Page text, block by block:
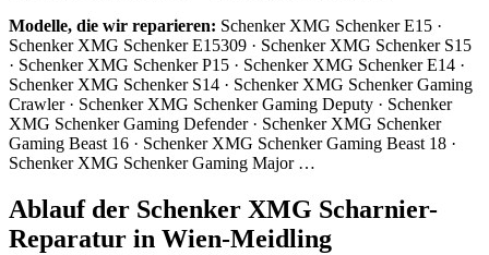
Modelle, die wir reparieren: Schenker XMG Schenker E15 ·
Schenker XMG Schenker E15309 · Schenker XMG Schenker S15
· Schenker XMG Schenker P15 · Schenker XMG Schenker E14 ·
Schenker XMG Schenker S14 · Schenker XMG Schenker Gaming
Crawler · Schenker XMG Schenker Gaming Deputy · Schenker
XMG Schenker Gaming Defender · Schenker XMG Schenker
Gaming Beast 16 · Schenker XMG Schenker Gaming Beast 18 ·
Schenker XMG Schenker Gaming Major …
Ablauf der Schenker XMG Scharnier-
Reparatur in Wien-Meidling